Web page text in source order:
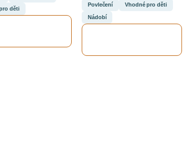
děti
Povlečení Vhodné pro děti
Nádobí